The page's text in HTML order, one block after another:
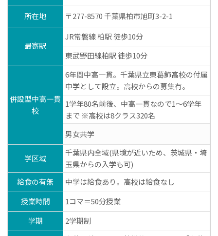
所在地 〒277-8570 千葉県柏市旭町3-2-1
最寄駅
JR常磐線 柏駅 徒歩10分
東武野田線柏駅 徒歩10分
併設型中高一貫
校
6年間中高一貫。千葉県立東葛飾高校の付属
中学として設立。高校からの募集有。
1学年80名前後、中高一貫なので1～6学年
まで ※高校は8クラス320名
男女共学
学区域
千葉県内全域(県境が近いため、茨城県・埼
玉県からの入学も可)
給食の有無
中学は給食あり。高校は給食なし
授業時間
1コマ＝50分授業
学期
2学期制